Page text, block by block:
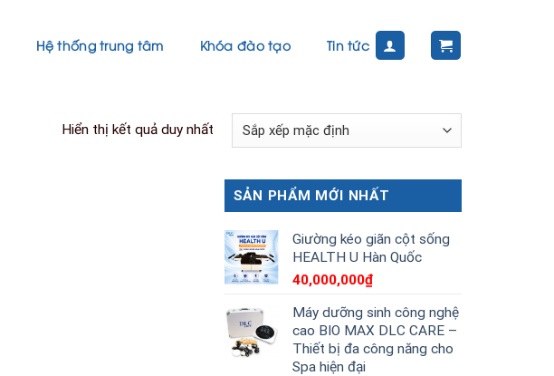
Hệ thống trung tâm Khóa đào tạo Tin tức
Hiển thị kết quả duy nhất
SẢN PHẨM MỚI NHẤT
Giường kéo giãn cột sống
HEALTH U Hàn Quốc
40,000,000₫
Máy dưỡng sinh công nghệ
cao BIO MAX DLC CARE –
Thiết bị đa công năng cho
Spa hiện đại